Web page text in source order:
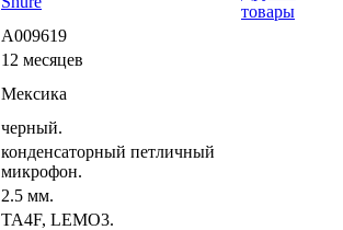
товары
A009619
12 месяцев
Мексика
черный.
конденсаторный петличный
микрофон.
2.5 мм.
TA4F, LEMO3.